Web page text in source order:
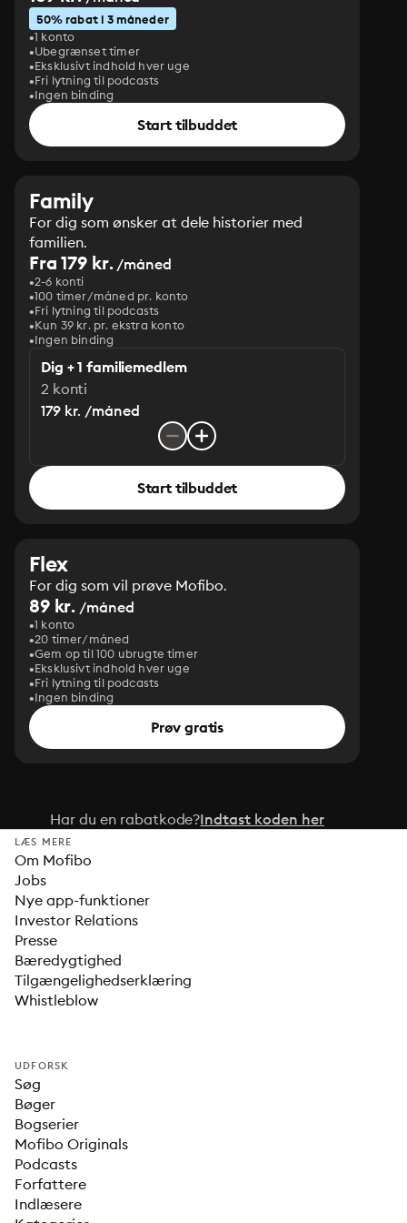
50% rabat i 3 måneder
1 konto
Ubegrænset timer
Eksklusivt indhold hver uge
Fri lytning til podcasts
Ingen binding
Start tilbuddet
Family
For dig som ønsker at dele historier med
familien.
Fra 179 kr./måned
2-6 konti
100 timer/måned pr. konto
Fri lytning til podcasts
Kun 39 kr. pr. ekstra konto
Ingen binding
Dig + 1 familiemedlem
2 konti
179 kr. /måned
Start tilbuddet
Flex
For dig som vil prøve Mofibo.
89 kr. /måned
1 konto
20 timer/måned
Gem op til 100 ubrugte timer
Eksklusivt indhold hver uge
Fri lytning til podcasts
Ingen binding
Prøv gratis
Har du en rabatkode?Indtast koden her
LÆS MERE
Om Mofibo
Jobs
Nye app-funktioner
Investor Relations
Presse
Bæredygtighed
Tilgængelighedserklæring
Whistleblow
UDFORSK
Søg
Bøger
Bogserier
Mofibo Originals
Podcasts
Forfattere
Indlæsere